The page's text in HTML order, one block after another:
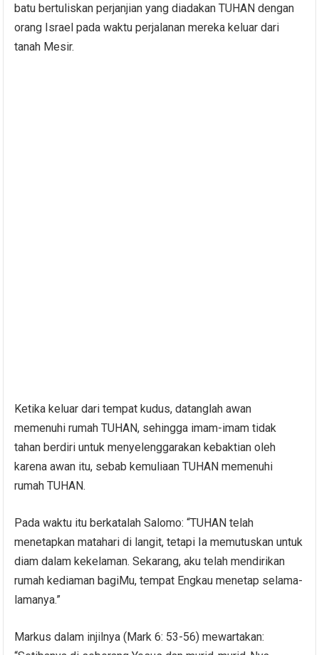
batu bertuliskan perjanjian yang diadakan TUHAN dengan
orang Israel pada waktu perjalanan mereka keluar dari
tanah Mesir.
Ketika keluar dari tempat kudus, datanglah awan
memenuhi rumah TUHAN, sehingga imam-imam tidak
tahan berdiri untuk menyelenggarakan kebaktian oleh
karena awan itu, sebab kemuliaan TUHAN memenuhi
rumah TUHAN.
Pada waktu itu berkatalah Salomo: “TUHAN telah
menetapkan matahari di langit, tetapi Ia memutuskan untuk
diam dalam kekelaman. Sekarang, aku telah mendirikan
rumah kediaman bagiMu, tempat Engkau menetap selama-
lamanya.”
Markus dalam injilnya (Mark 6: 53-56) mewartakan: